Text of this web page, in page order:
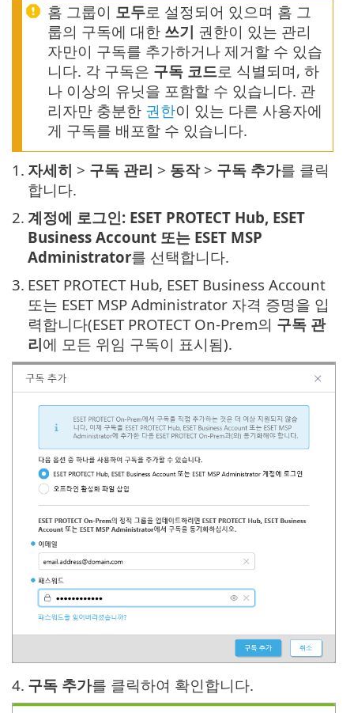
홈 그룹이 모두로 설정되어 있으며 홈 그
룹의 구독에 대한 쓰기 권한이 있는 관리
자만이 구독를 추가하거나 제거할 수 있습
니다. 각 구독은 구독 코드로 식별되며, 하
나 이상의 유닛을 포함할 수 있습니다. 관
리자만 충분한 권한이 있는 다른 사용자에
게 구독를 배포할 수 있습니다.
1. 자세히 > 구독 관리 > 동작> 구독 추가를 클릭
합니다.
2. 계정에 로그인: ESET PROTECT Hub, ESET
Business Account 또는 ESET MSP
Administrator를 선택합니다.
3. ESET PROTECT Hub, ESET Business Account
또는 ESET MSP Administrator 자격 증명을 입
력합니다(ESET PROTECT On-Prem의 구독 관
리에 모든 위임 구독이 표시됨).
4. 구독 추가를 클릭하여 확인합니다.